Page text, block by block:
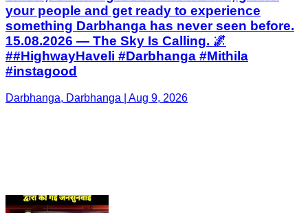
Darbhanga, Darbhanga | Aug 9, 2026